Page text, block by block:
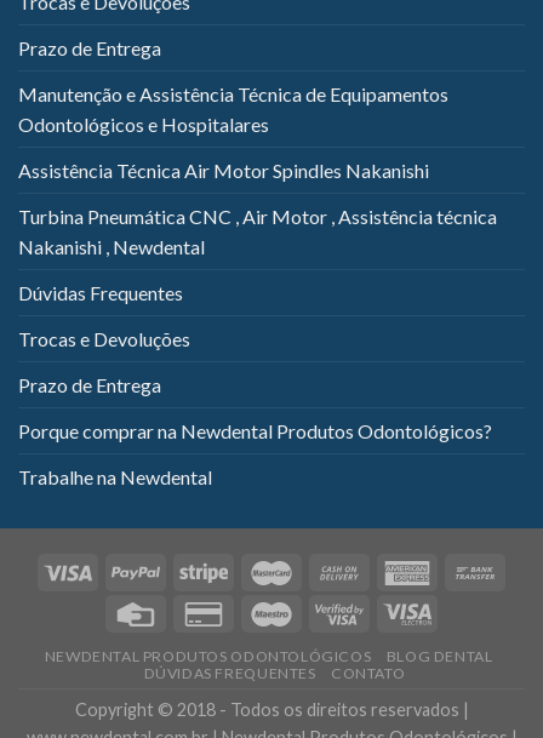
Prazo de Entrega
Manutenção e Assistência Técnica de Equipamentos
Odontológicos e Hospitalares
Assistência Técnica Air Motor Spindles Nakanishi
Turbina Pneumática CNC , Air Motor , Assistência técnica
Nakanishi , Newdental
Dúvidas Frequentes
Trocas e Devoluções
Prazo de Entrega
Porque comprar na Newdental Produtos Odontológicos?
Trabalhe na Newdental
NEWDENTAL PRODUTOS ODONTOLÓGICOS
BLOG DENTAL
DÚVIDAS FREQUENTES
CONTATO
Copyright © 2018 - Todos os direitos reservados |